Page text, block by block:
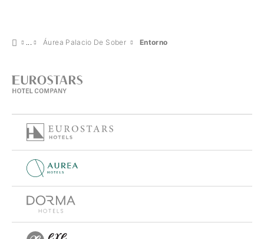
Áurea Palacio De Sober Entorno